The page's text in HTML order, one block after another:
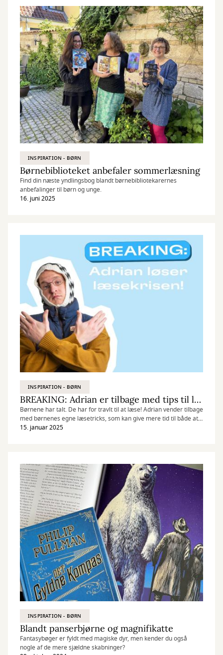
INSPIRATION - BØRN
Børnebiblioteket anbefaler sommerlæsning
Find din næste yndlingsbog blandt børnebibliotekarernes
anbefalinger til børn og unge.
16. juni 2025
INSPIRATION - BØRN
BREAKING: Adrian er tilbage med tips til læsning
Børnene har talt. De har for travlt til at læse! Adrian vender tilbage
med børnenes egne læsetricks, som kan give mere tid til både at
dyrke fællesskabet med vennerne og at læse brandvarme
15. januar 2025
INSPIRATION - BØRN
Blandt panserbjørne og magnifikatte
Fantasybøger er fyldt med magiske dyr, men kender du også
nogle af de mere sjældne skabninger?